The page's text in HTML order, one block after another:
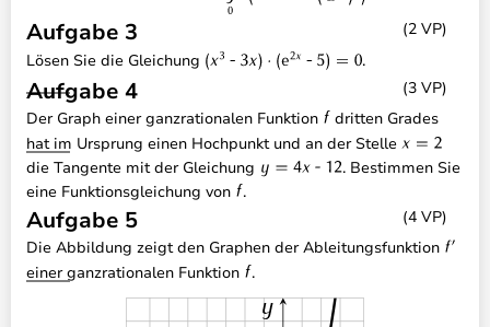
(2 VP)
Aufgabe 3
Lösen Sie die Gleichung
.
(3 VP)
Aufgabe 4
Der Graph einer ganzrationalen Funktion
dritten Grades
hat im Ursprung einen Hochpunkt und an der Stelle
die Tangente mit der Gleichung
. Bestimmen Sie
eine Funktionsgleichung von
.
(4 VP)
Aufgabe 5
Die Abbildung zeigt den Graphen der Ableitungsfunktion
einer ganzrationalen Funktion
.